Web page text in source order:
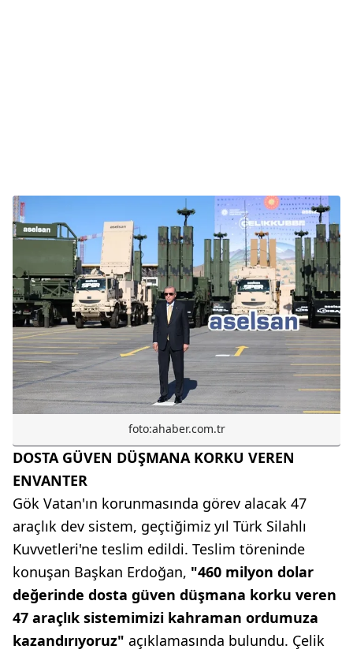
foto:ahaber.com.tr
DOSTA GÜVEN DÜŞMANA KORKU VEREN
ENVANTER
Gök Vatan'ın korunmasında görev alacak 47
araçlık dev sistem, geçtiğimiz yıl Türk Silahlı
Kuvvetleri'ne teslim edildi. Teslim töreninde
konuşan Başkan Erdoğan, "460 milyon dolar
değerinde dosta güven düşmana korku veren
47 araçlık sistemimizi kahraman ordumuza
kazandırıyoruz" açıklamasında bulundu. Çelik